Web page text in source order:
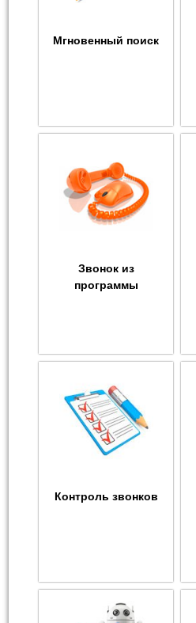
Мгновенный поиск
Звонок из
программы
Контроль звонков